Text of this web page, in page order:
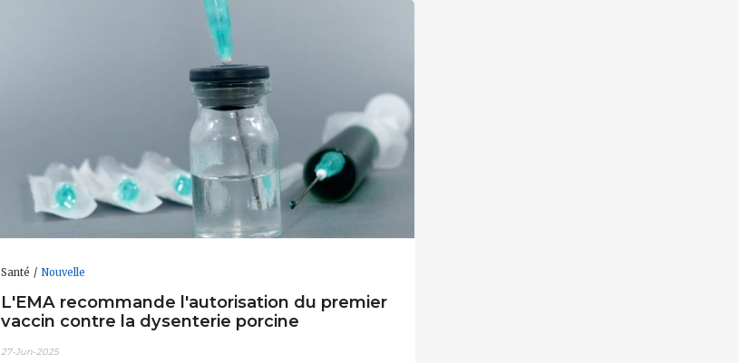
Santé Nouvelle
L'EMA recommande l'autorisation du premier
vaccin contre la dysenterie porcine
27-Jun-2025